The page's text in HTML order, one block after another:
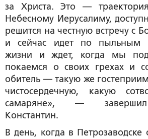
за Христа. Это —
Небесному Иерусалиму,
решится на честную встречу с
и сейчас идет по пыльным
жизни и ждет, когда мы
покаемся о своих грехах и
обитель — такую же
чистосердечную, какую
самаряне», —
Константин.
В день, когда в